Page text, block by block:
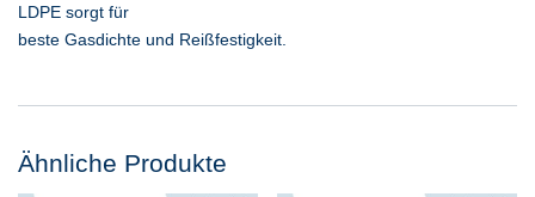
LDPE sorgt für
beste Gasdichte und Reißfestigkeit.
Ähnliche Produkte